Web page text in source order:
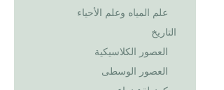
علم المياه وعلم الأحياء
التاريخ
العصور الكلاسيكية
العصور الوسطى